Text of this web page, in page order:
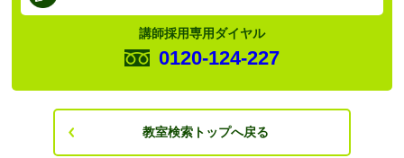
講師採用専用ダイヤル
0120-124-227
教室検索トップへ戻る